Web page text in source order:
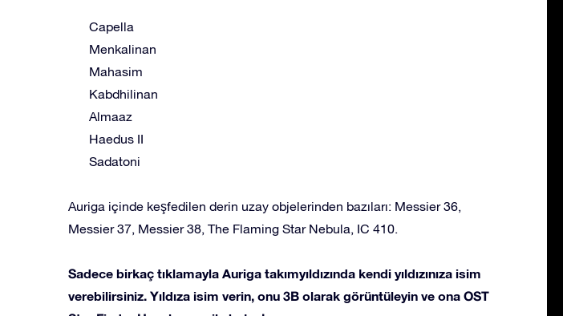
Capella
Menkalinan
Mahasim
Kabdhilinan
Almaaz
Haedus II
Sadatoni
Auriga içinde keşfedilen derin uzay objelerinden bazıları: Messier 36,
Messier 37, Messier 38, The Flaming Star Nebula, IC 410.
Sadece birkaç tıklamayla Auriga takımyıldızında kendi yıldızınıza isim
verebilirsiniz. Yıldıza isim verin, onu 3B olarak görüntüleyin ve ona OST